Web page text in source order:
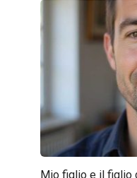
Mio figlio e il figlio